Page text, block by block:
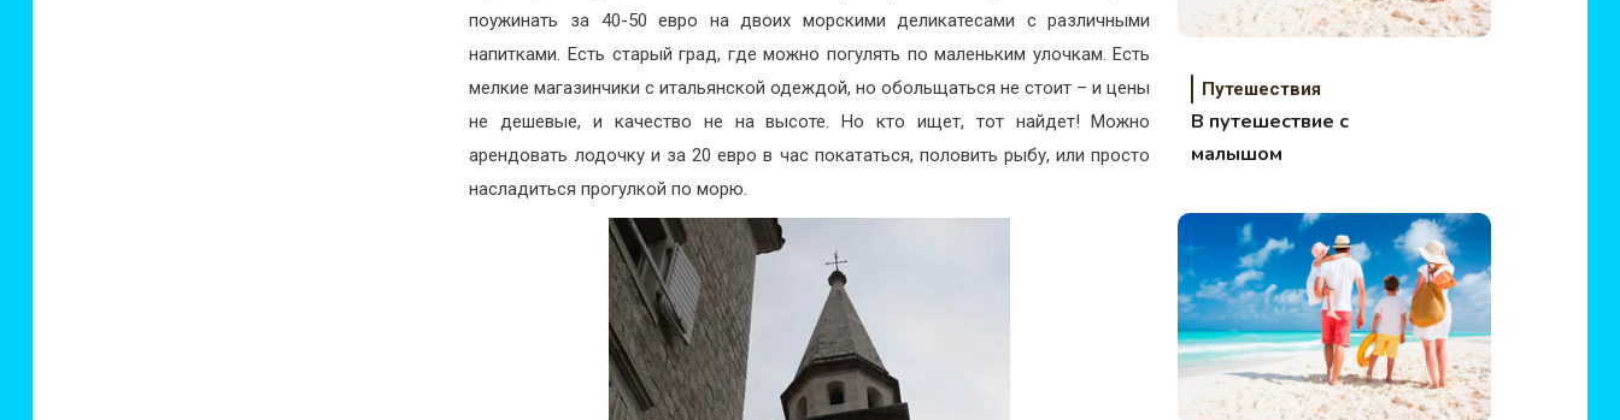
поужинать за 40-50 евро на двоих морскими деликатесами с различными
напитками. Есть старый град, где можно погулять по маленьким улочкам. Есть
мелкие магазинчики с итальянской одеждой, но обольщаться не стоит – и цены
не дешевые, и качество не на высоте. Но кто ищет, тот найдет! Можно
арендовать лодочку и за 20 евро в час покататься, половить рыбу, или просто
насладиться прогулкой по морю.
Путешествия
В путешествие с
малышом